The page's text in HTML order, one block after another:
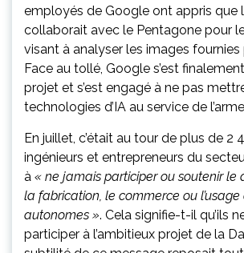
employés de Google ont appris que
collaborait avec le Pentagone pour
visant à analyser les images fournies
Face au tollé, Google s’est
projet et s’est engagé à ne pas
technologies d’IA au service de
En juillet, c’était au tour de plus de 2
ingénieurs et entrepreneurs du
à « ne jamais participer ou soutenir le
la fabrication, le commerce ou l’usage
autonomes ». Cela signifie-t-il qu’ils
participer à l’ambitieux projet de la